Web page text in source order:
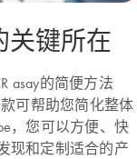
关键所在
asay的简便方法
款可帮助您简化整体
，您可以方便、快
现和定制适合的产